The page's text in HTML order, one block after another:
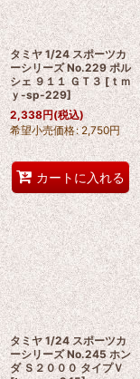
タミヤ 1/24 スポーツカ
ーシリーズ No.229 ポル
シェ ９１１ ＧＴ３ [ｔｍ
ｙ-sp-229]
2,338円(税込)
希望小売価格: 2,750円
カートに入れる
タミヤ 1/24 スポーツカ
ーシリーズ No.245 ホン
ダ Ｓ２０００ タイプＶ